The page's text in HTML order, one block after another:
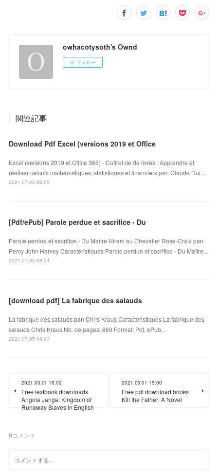
owhacotysoth's Ownd
フォロー
関連記事
Download Pdf Excel (versions 2019 et Office
Excel (versions 2019 et Office 365) - Coffret de de livres : Apprendre et
réaliser calculs mathématiques, statistiques et financiers pan Claude Dui…
2021.07.05 08:05
[Pdf/ePub] Parole perdue et sacrifice - Du
Parole perdue et sacrifice - Du Maître Hiram au Chevalier Rose-Croix pan
Percy John Harvey Caractéristiques Parole perdue et sacrifice - Du Maître...
2021.07.05 08:04
[download pdf] La fabrique des salauds
La fabrique des salauds pan Chris Kraus Caractéristiques La fabrique des
salauds Chris Kraus Nb. de pages: 869 Format: Pdf, ePub...
2021.07.05 08:03
2021.03.01 15:02
Free textbook downloads
Angola Janga: Kingdom of
Runaway Slaves in English
2021.03.01 15:00
Free pdf download books
Kill the Father: A Novel
0コメント